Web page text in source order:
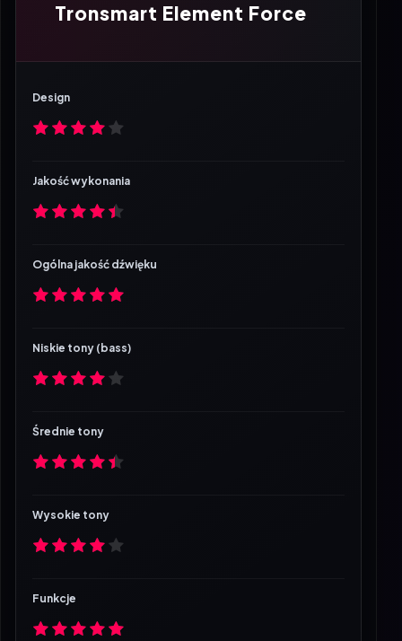
Tronsmart Element Force
Design
Jakość wykonania
Ogólna jakość dźwięku
Niskie tony (bass)
Średnie tony
Wysokie tony
Funkcje